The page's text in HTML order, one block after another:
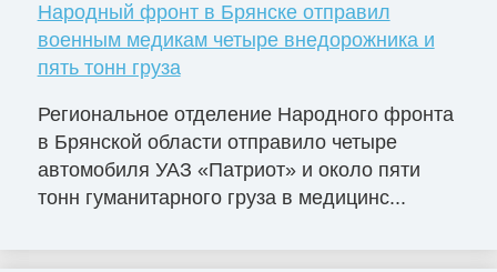
Народный фронт в Брянске отправил
военным медикам четыре внедорожника и
пять тонн груза
Региональное отделение Народного фронта
в Брянской области отправило четыре
автомобиля УАЗ «Патриот» и около пяти
тонн гуманитарного груза в медицинс...